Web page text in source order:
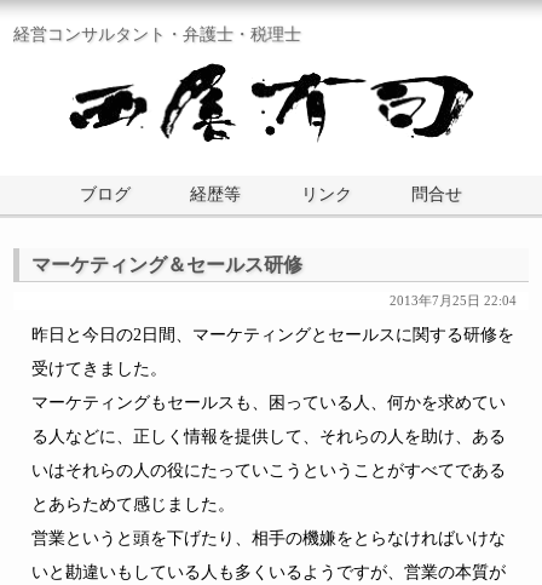
経営コンサルタント・弁護士・税理士
ブログ 経歴等 リンク 問合せ
マーケティング＆セールス研修
2013年7月25日 22:04
昨日と今日の2日間、マーケティングとセールスに関する研修を
受けてきました。
マーケティングもセールスも、困っている人、何かを求めてい
る人などに、正しく情報を提供して、それらの人を助け、ある
いはそれらの人の役にたっていこうということがすべてである
とあらためて感じました。
営業というと頭を下げたり、相手の機嫌をとらなければいけな
いと勘違いもしている人も多くいるようですが、営業の本質が